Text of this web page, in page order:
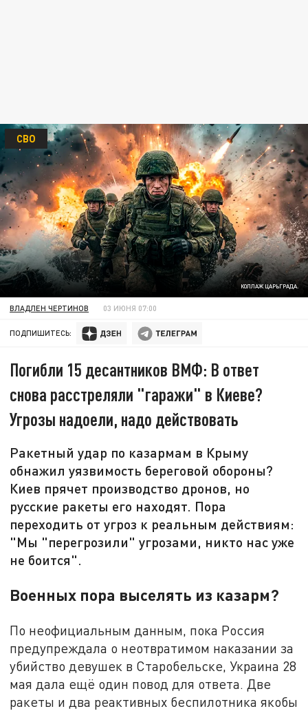
КОЛЛАЖ ЦАРЬГРАДА.
СВО
ВЛАДЛЕН ЧЕРТИНОВ 03 ИЮНЯ 07:00
ПОДПИШИТЕСЬ:
Погибли 15 десантников ВМФ: В ответ
снова расстреляли "гаражи" в Киеве?
Угрозы надоели, надо действовать
Ракетный удар по казармам в Крыму
обнажил уязвимость береговой обороны?
Киев прячет производство дронов, но
русские ракеты его находят. Пора
переходить от угроз к реальным действиям:
"Мы "перегрозили" угрозами, никто нас уже
не боится".
Военных пора выселять из казарм?
По неофициальным данным, пока Россия
предупреждала о неотвратимом наказании за
убийство девушек в Старобельске, Украина 28
мая дала ещё один повод для ответа. Две
ракеты и два реактивных беспилотника якобы